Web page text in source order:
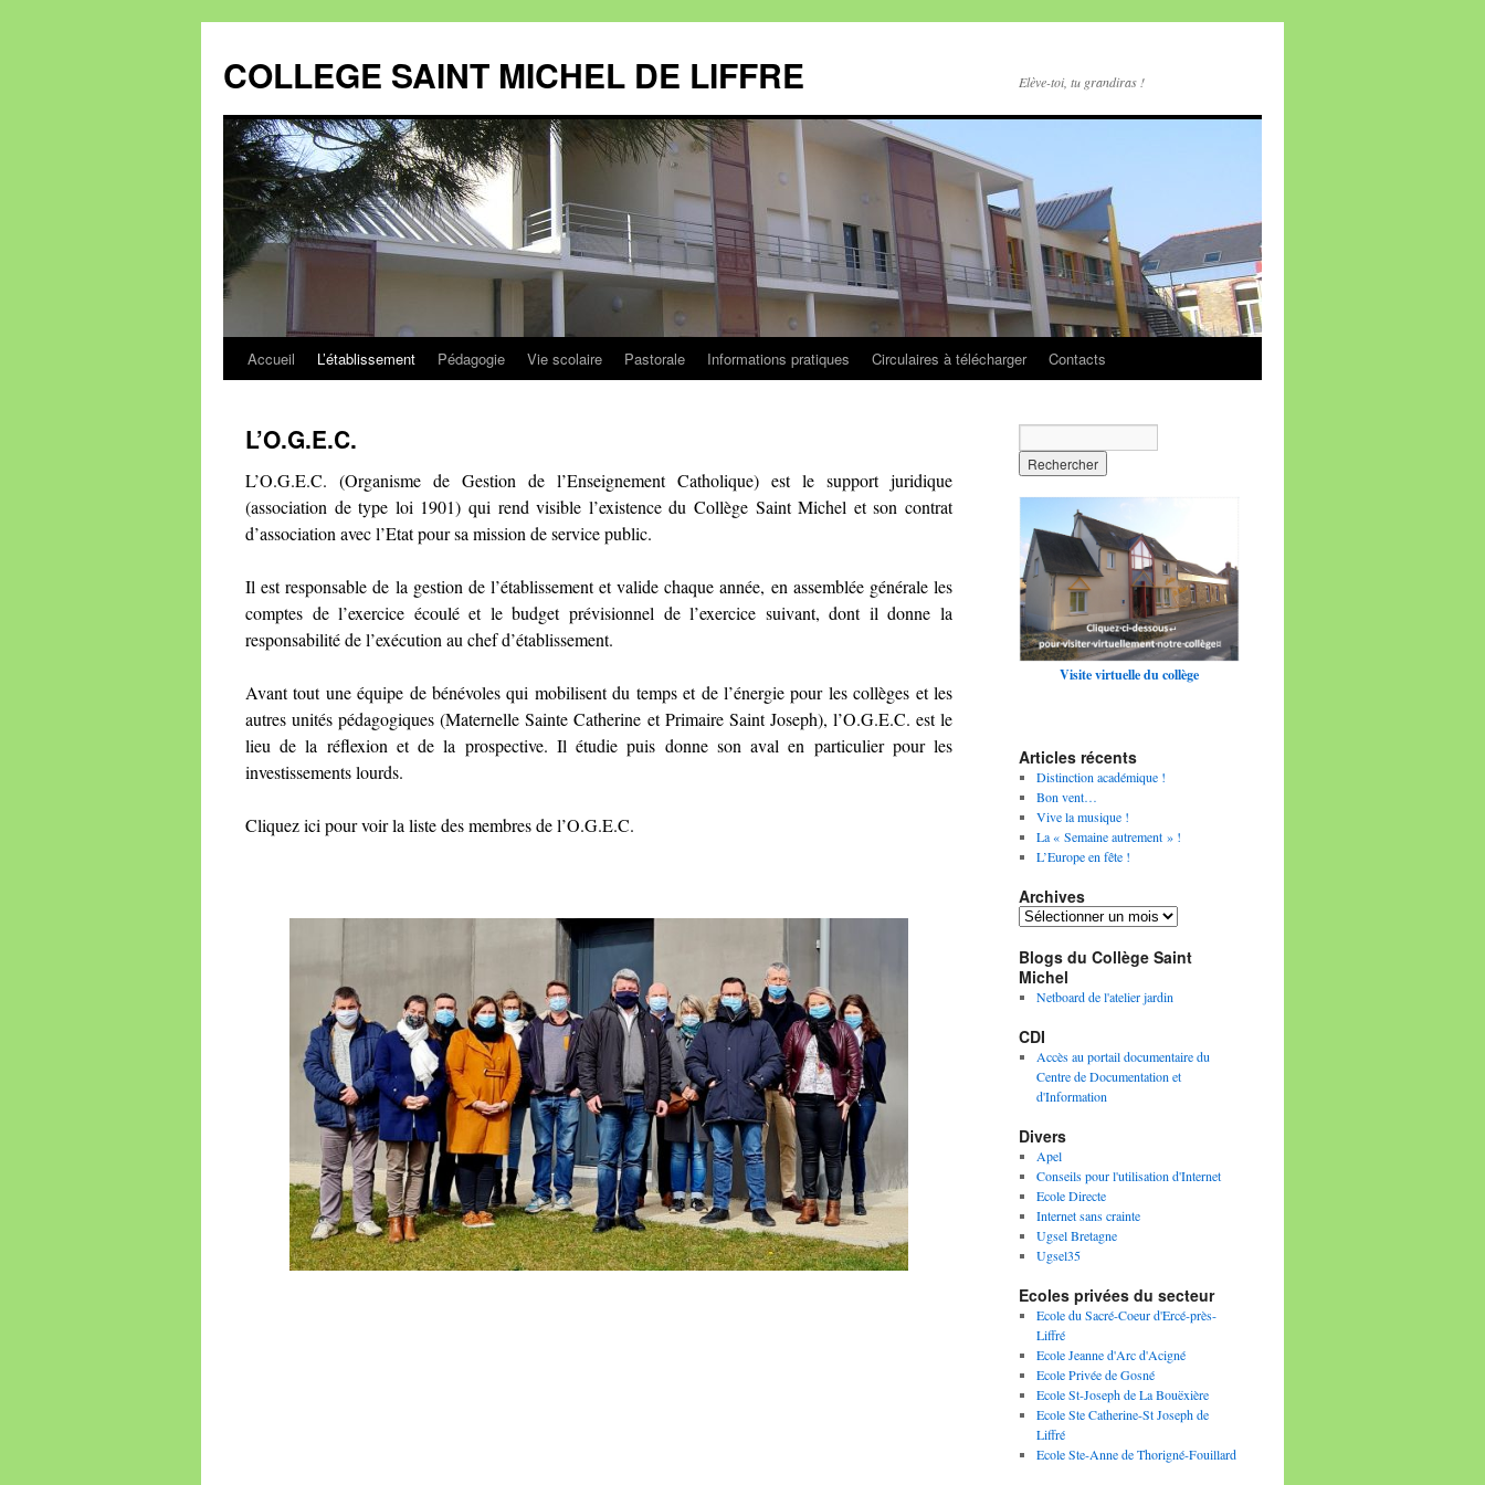
contenu
COLLEGE SAINT MICHEL DE LIFFRE Elève-toi, tu grandiras !
Accueil L’établissement Pédagogie Vie scolaire Pastorale Informations pratiques Circulaires à télécharger Contacts
L’O.G.E.C.
L’O.G.E.C. (Organisme de Gestion de l’Enseignement Catholique) est le support juridique
(association de type loi 1901) qui rend visible l’existence du Collège Saint Michel et son contrat
d’association avec l’Etat pour sa mission de service public.
Il est responsable de la gestion de l’établissement et valide chaque année, en assemblée générale les
comptes de l’exercice écoulé et le budget prévisionnel de l’exercice suivant, dont il donne la
responsabilité de l’exécution au chef d’établissement.
Avant tout une équipe de bénévoles qui mobilisent du temps et de l’énergie pour les collèges et les
autres unités pédagogiques (Maternelle Sainte Catherine et Primaire Saint Joseph), l’O.G.E.C. est le
lieu de la réflexion et de la prospective. Il étudie puis donne son aval en particulier pour les
investissements lourds.
Cliquez ici pour voir la liste des membres de l’O.G.E.C.
Visite virtuelle du collège
Articles récents
Distinction académique !
Bon vent…
Vive la musique !
La « Semaine autrement » !
L’Europe en fête !
Archives
Archives
Blogs du Collège Saint
Michel
Netboard de l'atelier jardin
CDI
Accès au portail documentaire du
Centre de Documentation et
d'Information
Divers
Apel
Conseils pour l'utilisation d'Internet
Ecole Directe
Internet sans crainte
Ugsel Bretagne
Ugsel35
Ecoles privées du secteur
Ecole du Sacré-Coeur d'Ercé-près-
Liffré
Ecole Jeanne d'Arc d'Acigné
Ecole Privée de Gosné
Ecole St-Joseph de La Bouëxière
Ecole Ste Catherine-St Joseph de
Liffré
Ecole Ste-Anne de Thorigné-Fouillard